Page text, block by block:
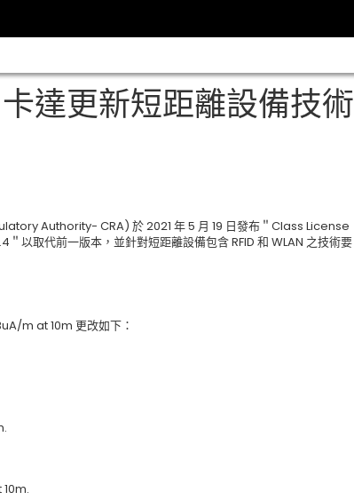
達更新短距離設備技術
Authority- CRA) 於 2021 年 5 月 19 日發布＂Class License
取代前一版本，並針對短距離設備包含 RFID 和 WLAN 之技術要
m at 10m 更改如下：